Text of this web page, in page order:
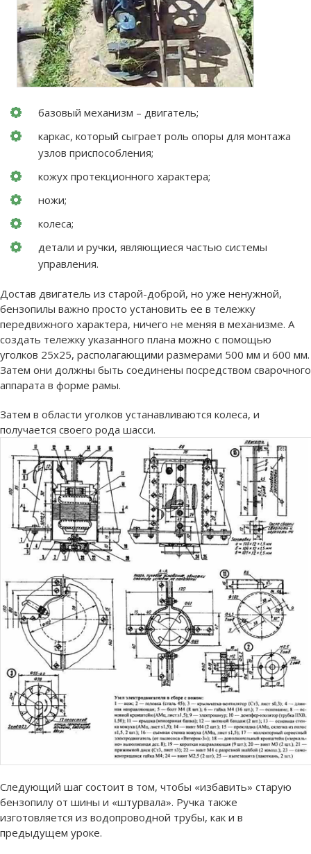
базовый механизм – двигатель;
каркас, который сыграет роль опоры для монтажа
узлов приспособления;
кожух протекционного характера;
ножи;
колеса;
детали и ручки, являющиеся частью системы
управления.
Достав двигатель из старой-доброй, но уже ненужной,
бензопилы важно просто установить ее в тележку
передвижного характера, ничего не меняя в механизме. А
создать тележку указанного плана можно с помощью
уголков 25х25, располагающими размерами 500 мм и 600 мм.
Затем они должны быть соединены посредством сварочного
аппарата в форме рамы.
Затем в области уголков устанавливаются колеса, и
получается своего рода шасси.
Следующий шаг состоит в том, чтобы «избавить» старую
бензопилу от шины и «штурвала». Ручка также
изготовляется из водопроводной трубы, как и в
предыдущем уроке.